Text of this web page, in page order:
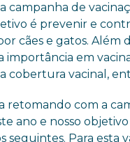
campanha de
é prevenir e
cães e gatos. Além
importância em
cobertura vacinal,
retomando com a
ano e nosso
seguintes. Para esta